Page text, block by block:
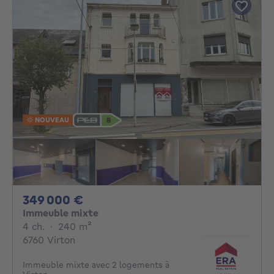
NOUVEAU
349 000 €
Immeuble mixte
4 ch. 4 chambres
· 240 m²
6760 Virton
Immeuble mixte avec 2 logements à